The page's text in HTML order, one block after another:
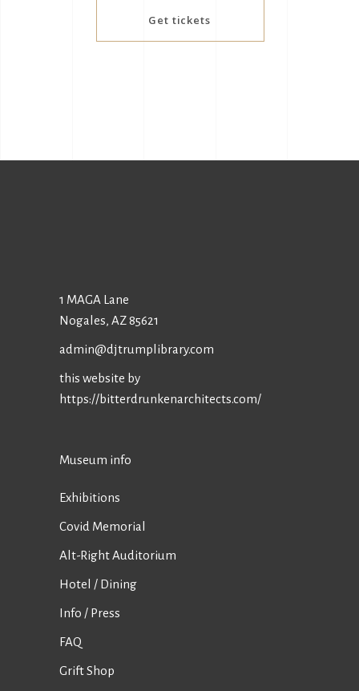
Get tickets
1 MAGA Lane
Nogales, AZ 85621
admin@djtrumplibrary.com
this website by
https://bitterdrunkenarchitects.com/
Museum info
Exhibitions
Covid Memorial
Alt-Right Auditorium
Hotel / Dining
Info / Press
FAQ
Grift Shop